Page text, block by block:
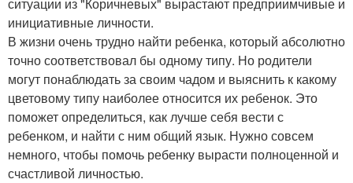
инициативные личности.
В жизни очень трудно найти ребенка, который абсолютно
точно соответствовал бы одному типу. Но родители
могут понаблюдать за своим чадом и выяснить к какому
цветовому типу наиболее относится их ребенок. Это
поможет определиться, как лучше себя вести с
ребенком, и найти с ним общий язык. Нужно совсем
немного, чтобы помочь ребенку вырасти полноценной и
счастливой личностью.